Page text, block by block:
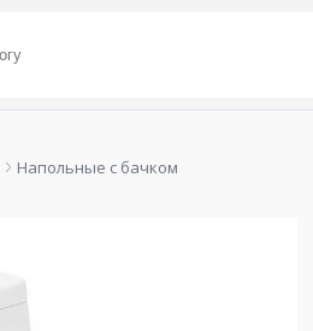
Напольные с бачком